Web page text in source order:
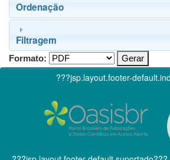
Ordenação
Filtragem
Formato:
???jsp.layout.footer-